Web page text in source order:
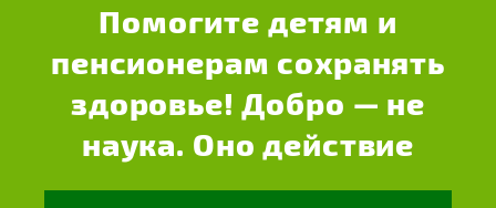
Помогите детям и
пенсионерам сохранять
здоровье! Добро — не
наука. Оно действие